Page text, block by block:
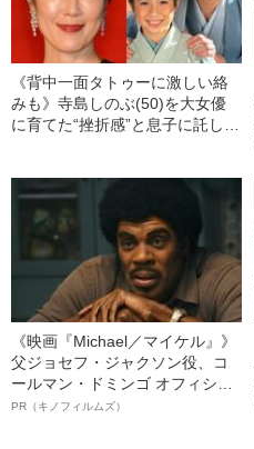
《背中一面タトゥーに激しい絡
みも》寺島しのぶ(50)を大女優
に育てた“挫折感”と息子に託し
た役者魂…
《映画『Michael／マイケル』》
父ジョセフ・ジャクソン役、コ
ールマン・ドミンゴ オフィシャ
ルインタビュー“観客を魅了した
PR（キノフィルムズ）